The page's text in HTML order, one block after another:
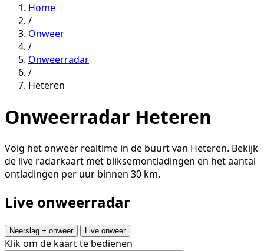
Home
/
Onweer
/
Onweerradar
/
Heteren
Onweerradar Heteren
Volg het onweer realtime in de buurt van Heteren. Bekijk
de live radarkaart met bliksemontladingen en het aantal
ontladingen per uur binnen 30 km.
Live onweerradar
Neerslag + onweer Live onweer
Klik om de kaart te bedienen